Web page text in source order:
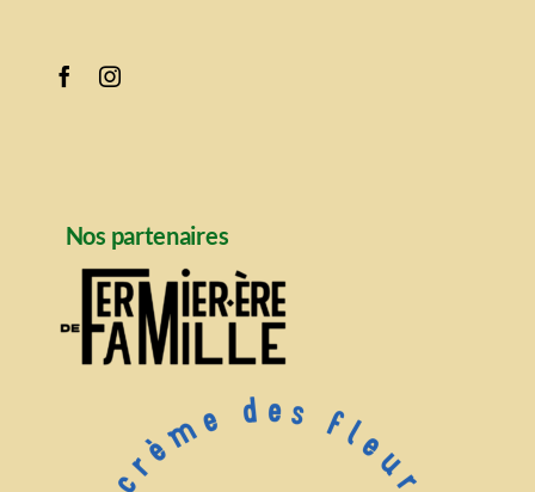
Nos partenaires